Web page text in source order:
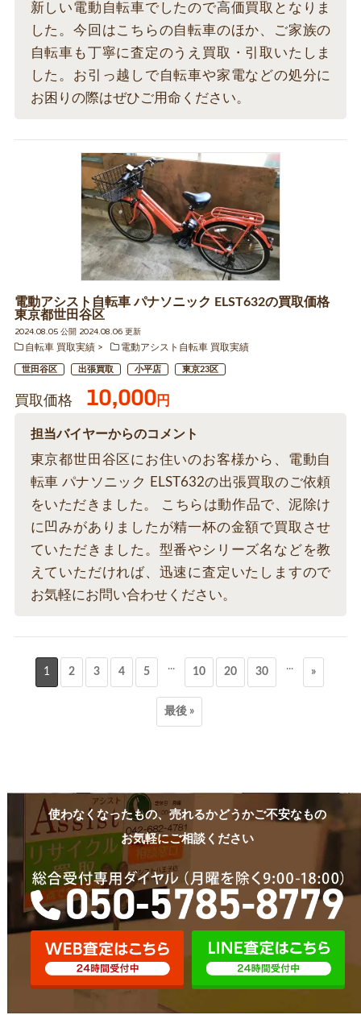
新しい電動自転車でしたので高価買取となりま
した。今回はこちらの自転車のほか、ご家族の
自転車も丁寧に査定のうえ買取・引取いたしま
した。お引っ越しで自転車や家電などの処分に
お困りの際はぜひご用命ください。
電動アシスト自転車 パナソニック ELST632の買取価格
東京都世田谷区
2024.08.05 公開 2024.08.06 更新
自転車 買取実績
電動アシスト自転車 買取実績
世田谷区 出張買取 小平店 東京23区
買取価格 10,000円
担当バイヤーからのコメント
東京都世田谷区にお住いのお客様から、電動自
転車 パナソニック ELST632の出張買取のご依頼
をいただきました。 こちらは動作品で、泥除け
に凹みがありましたが精一杯の金額で買取させ
ていただきました。型番やシリーズ名などを教
えていただければ、迅速に査定いたしますので
お気軽にお問い合わせください。
1 2 3 4 5 ... 10 20 30 ... »
最後 »
使わなくなったもの、売れるかどうかご不安なもの
お気軽にご相談ください